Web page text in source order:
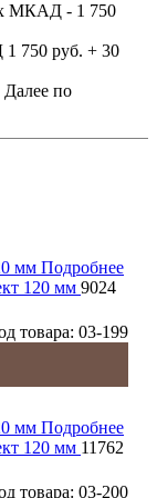
МКАД - 1 750
750 руб. + 30
по
Подробнее
120 мм 9024
товара: 03-199
Подробнее
120 мм 11762
товара: 03-200